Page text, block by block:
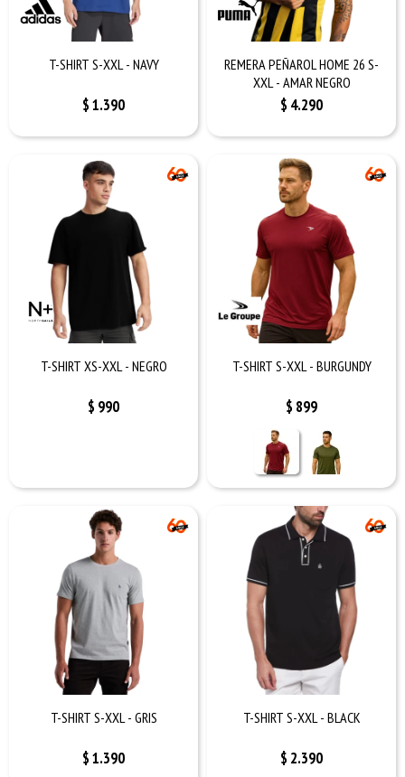
T-SHIRT S-XXL - NAVY
$1.390
REMERA PEÑAROL HOME 26 S-
XXL - AMAR NEGRO
$ 4.290
T-SHIRT XS-XXL - NEGRO
$ 990
T-SHIRT S-XXL - BURGUNDY
$ 899
T-SHIRT S-XXL - GRIS
$1.390
T-SHIRT S-XXL - BLACK
$ 2.390